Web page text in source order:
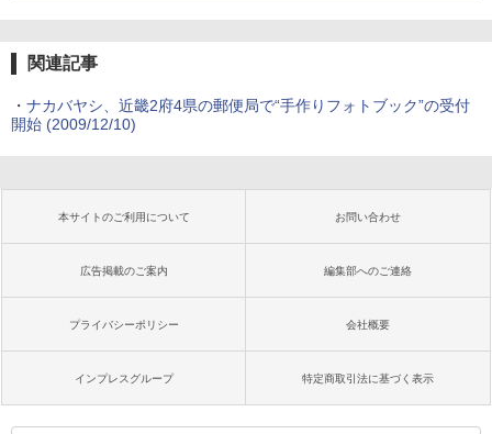
関連記事
・ ナカバヤシ、近畿2府4県の郵便局で“手作りフォトブック”の受付
開始 (2009/12/10)
本サイトのご利用について お問い合わせ
広告掲載のご案内 編集部へのご連絡
プライバシーポリシー 会社概要
インプレスグループ 特定商取引法に基づく表示